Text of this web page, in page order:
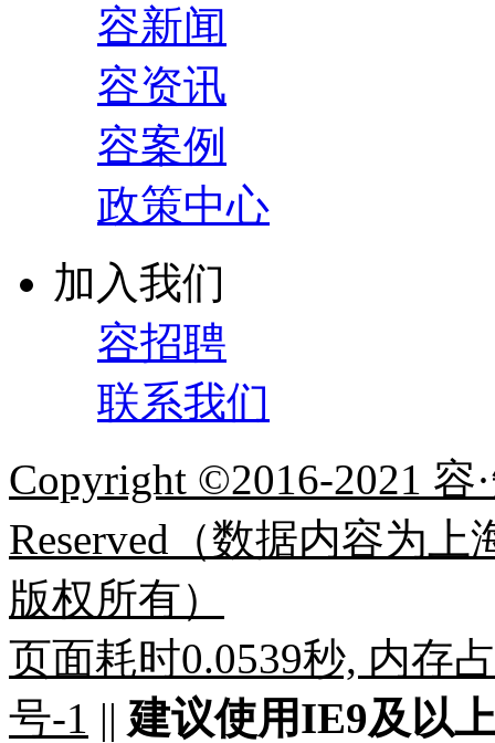
容新闻
容资讯
容案例
政策中心
加入我们
容招聘
联系我们
Copyright ©2016-2021 容
Reserved（数据内容为
版权所有）
页面耗时0.0539秒, 内存
号-1 || 建议使用IE9及以